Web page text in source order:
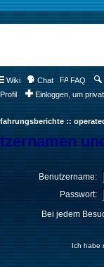
Wiki Chat FAQ
Profil
Einloggen, um
::
Benutzername:
Passwort:
Bei jedem
Ich habe